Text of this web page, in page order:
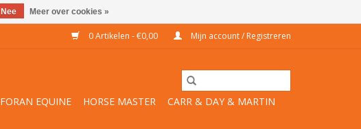
0 Artikelen - €0,00 Mijn account / Registreren
FORAN EQUINE HORSE MASTER
CARR & DAY & MARTIN
Nee Meer over cookies »